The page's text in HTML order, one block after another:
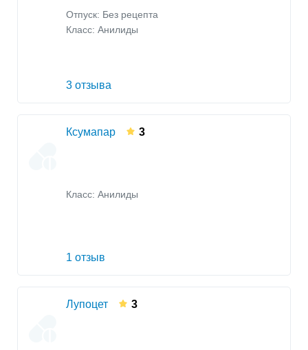
Отпуск: Без рецепта
Класс: Анилиды
3 отзыва
Ксумапар 3
Класс: Анилиды
1 отзыв
Лупоцет 3